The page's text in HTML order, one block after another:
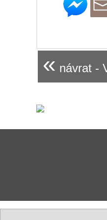
« návrat -